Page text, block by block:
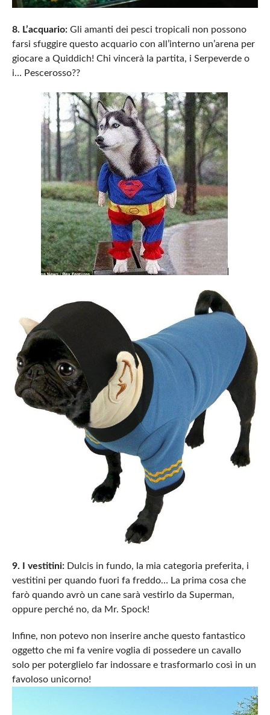
8. L’acquario:Gli amanti dei pesci tropicali non possono
farsi sfuggire questo acquario con all’interno un’arena per
giocare a Quiddich! Chi vincerà la partita, i Serpeverde o
i… Pescerosso??
9. I vestitini:Dulcis in fundo, la mia categoria preferita, i
vestitini per quando fuori fa freddo… La prima cosa che
farò quando avrò un cane sarà vestirlo da Superman,
oppure perché no, da Mr. Spock!
Infine, non potevo non inserire anche questo fantastico
oggetto che mi fa venire voglia di possedere un cavallo
solo per poterglielo far indossare e trasformarlo così in un
favoloso unicorno!